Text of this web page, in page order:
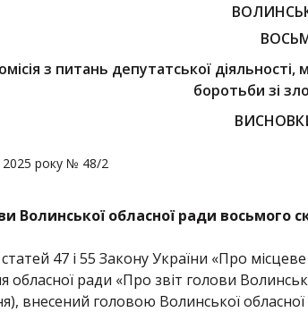
з питань депутатської
боротьби зі
2025 року № 48/2
Волинської обласної ради восьмого
47 і 55 Закону України «Про
обласної ради «Про звіт голови
внесений головою Волинської